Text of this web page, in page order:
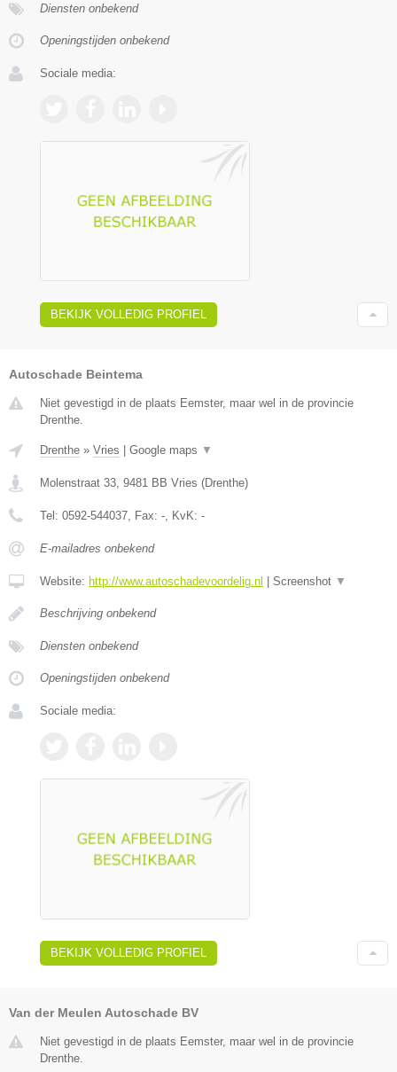
Diensten onbekend
Openingstijden onbekend
Sociale media:
BEKIJK VOLLEDIG PROFIEL
Autoschade Beintema
Niet gevestigd in de plaats Eemster, maar wel in de provincie
Drenthe.
Drenthe » Vries Google maps ▼
Molenstraat 33, 9481 BB Vries (Drenthe)
Tel: 0592-544037, Fax: -, KvK: -
E-mailadres onbekend
Website: http://www.autoschadevoordelig.nl Screenshot ▼
Beschrijving onbekend
Diensten onbekend
Openingstijden onbekend
Sociale media:
BEKIJK VOLLEDIG PROFIEL
Van der Meulen Autoschade BV
Niet gevestigd in de plaats Eemster, maar wel in de provincie
Drenthe.